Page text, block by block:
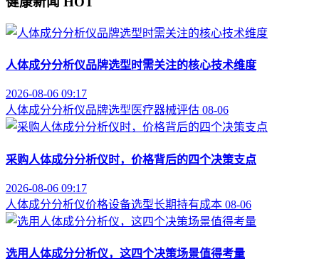
人体成分分析仪品牌选型时需关注的核心技术维度
2026-08-06 09:17
人体成分分析仪品牌选型 医疗器械评估 08-06
采购人体成分分析仪时，价格背后的四个决策支点
2026-08-06 09:17
人体成分分析仪价格设备选型长期持有成本 08-06
选用人体成分分析仪，这四个决策场景值得考量